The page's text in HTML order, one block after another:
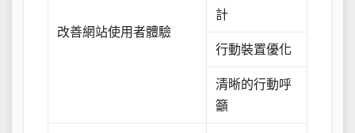
改善網站使用者體驗
計
行動裝置優化
清晰的行動呼
籲